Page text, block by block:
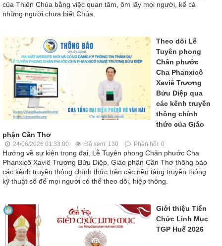
của Thiên Chúa bằng việc quan tâm, ôm lấy mọi người, kể cả
những người chưa biết Chúa.
Theo dõi Lễ
Tuyên phong
Chân phước
Cha Phanxicô
Xaviê Trương
Bửu Diệp qua
các kênh truyền
thông chính
thức của Giáo
phận Cần Thơ
24/06/2026 01:33:00 Đã xem: 130 Phản hồi: 0
Hướng về sự kiện trọng đại, Lễ Tuyên phong Chân phước Cha
Phanxicô Xaviê Trương Bửu Diệp, Giáo phận Cần Thơ thông báo
các kênh truyền thông chính thức trên các nền tảng truyền thông
kỹ thuật số để mọi người có thể theo dõi, hiệp thông.
Giới thiệu Tiến
Chức Linh Mục
TGP Huế 2026